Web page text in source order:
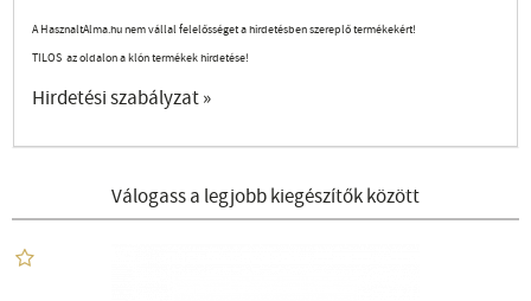
A HasznaltAlma.hu nem vállal felelősséget a hirdetésben szereplő termékekért!
TILOS az oldalon a klón termékek hirdetése!
Hirdetési szabályzat »
Válogass a legjobb kiegészítők között